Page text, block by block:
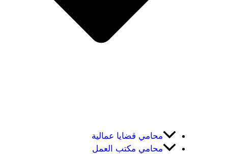
محامي قضايا عمالية
محامي مكتب العمل